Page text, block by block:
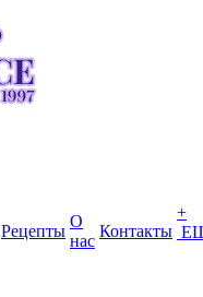
Рецепты
О
нас
Контакты
+